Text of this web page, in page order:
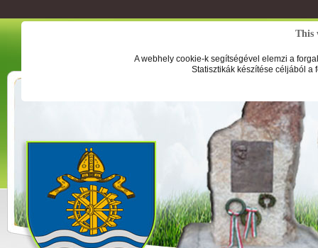
This
A webhely cookie-k segítségével elemzi a
Statisztikák készítése céljából a